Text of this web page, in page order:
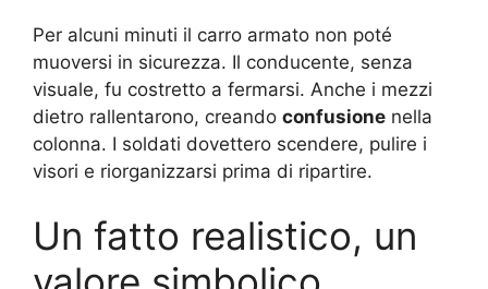
Per alcuni minuti il carro armato non poté
muoversi in sicurezza. Il conducente, senza
visuale, fu costretto a fermarsi. Anche i mezzi
dietro rallentarono, creando confusione nella
colonna. I soldati dovettero scendere, pulire i
visori e riorganizzarsi prima di ripartire.
Un fatto realistico, un